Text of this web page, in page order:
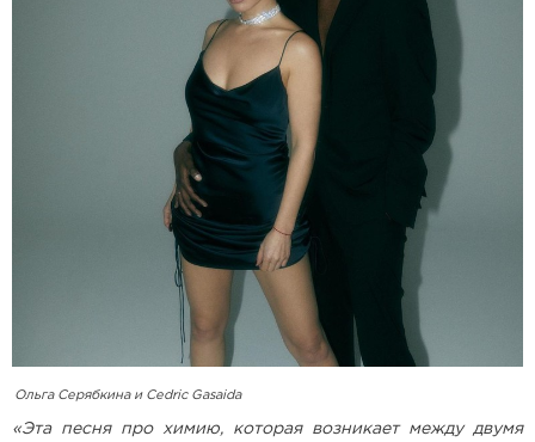
Ольга Серябкина и Cedric Gasaida
«Эта песня про химию, которая возникает между двумя